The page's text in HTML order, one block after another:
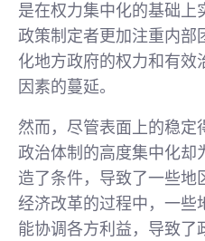
是在权力集中化的基础上
政策制定者更加注重内部
化地方政府的权力和有效
因素的蔓延。
然而，尽管表面上的稳定
政治体制的高度集中化却
造了条件，导致了一些地
经济改革的过程中，一些
能协调各方利益，导致了